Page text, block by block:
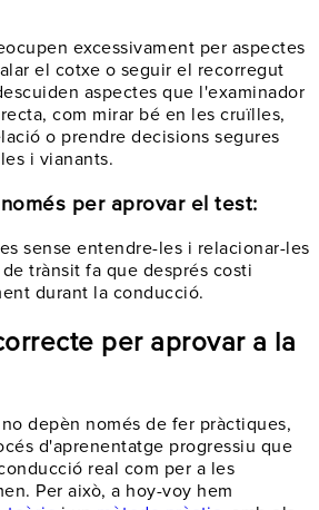
excessivament per aspectes
el cotxe o seguir el recorregut
aspectes que l'examinador
com mirar bé en les cruïlles,
o prendre decisions segures
i vianants.
per aprovar el test:
sense entendre-les i relacionar-les
trànsit fa que després costi
durant la conducció.
per aprovar a la
depèn només de fer pràctiques,
d'aprenentatge progressiu que
real com per a les
Per això, a hoy-voy hem